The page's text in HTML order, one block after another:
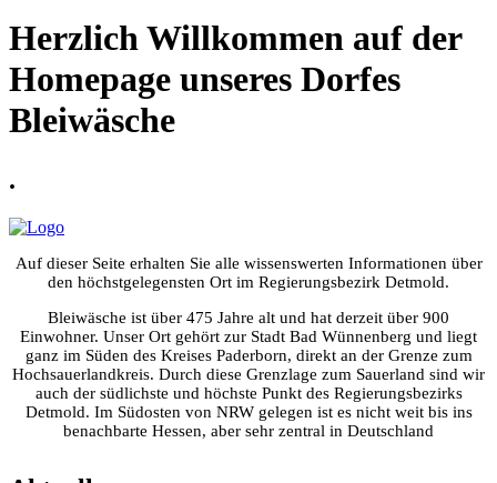
Herzlich Willkommen auf der
Homepage unseres Dorfes
Bleiwäsche
.
Auf dieser Seite erhalten Sie alle wissenswerten Informationen über
den höchstgelegensten Ort im Regierungsbezirk Detmold.
Bleiwäsche ist über 475 Jahre alt und hat derzeit über 900
Einwohner. Unser Ort gehört zur Stadt Bad Wünnenberg und liegt
ganz im Süden des Kreises Paderborn, direkt an der Grenze zum
Hochsauerlandkreis. Durch diese Grenzlage zum Sauerland sind wir
auch der südlichste und höchste Punkt des Regierungsbezirks
Detmold. Im Südosten von NRW gelegen ist es nicht weit bis ins
benachbarte Hessen, aber sehr zentral in Deutschland